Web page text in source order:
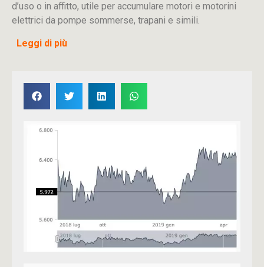
d’uso o in affitto, utile per accumulare motori e motorini
elettrici da pompe sommerse, trapani e simili.
Leggi di più